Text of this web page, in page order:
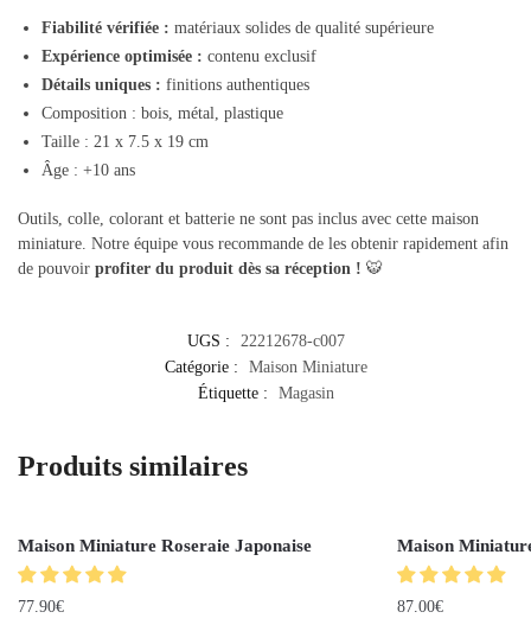
Fiabilité vérifiée : matériaux solides de qualité supérieure
Expérience optimisée : contenu exclusif
Détails uniques : finitions authentiques
Composition : bois, métal, plastique
Taille : 21 x 7.5 x 19 cm
Âge : +10 ans
Outils, colle, colorant et batterie ne sont pas inclus avec cette maison
miniature. Notre équipe vous recommande de les obtenir rapidement afin
de pouvoir profiter du produit dès sa réception ! 🐯
UGS :
22212678-c007
Catégorie :
Maison Miniature
Étiquette :
Magasin
Produits similaires
Maison Miniature Roseraie Japonaise
77.90€
Maison
87.00€